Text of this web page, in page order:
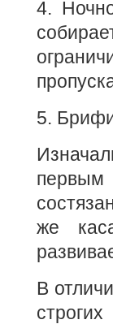
4.
5.
же
В